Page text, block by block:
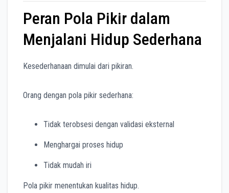
Peran Pola Pikir dalam
Menjalani Hidup Sederhana
Kesederhanaan dimulai dari pikiran.
Orang dengan pola pikir sederhana:
Tidak terobsesi dengan validasi eksternal
Menghargai proses hidup
Tidak mudah iri
Pola pikir menentukan kualitas hidup.